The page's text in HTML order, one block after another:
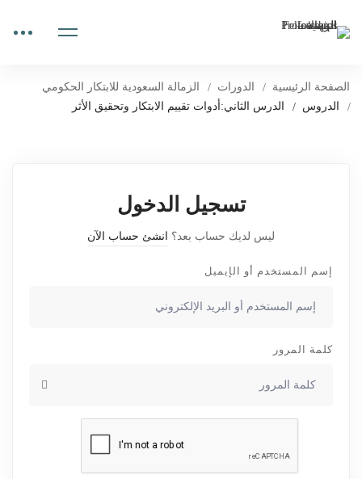
الصفحة الرئيسية الدورات
الزمالة السعودية للابتكار الحكومي
الدروس
الدرس الثاني:أدوات تقييم الابتكار وتحقيق الأثر
تسجيل الدخول
ليس لديك حساب بعد؟ انشئ حساب الآن
إسم المستخدم أو الإيميل
كلمة المرور